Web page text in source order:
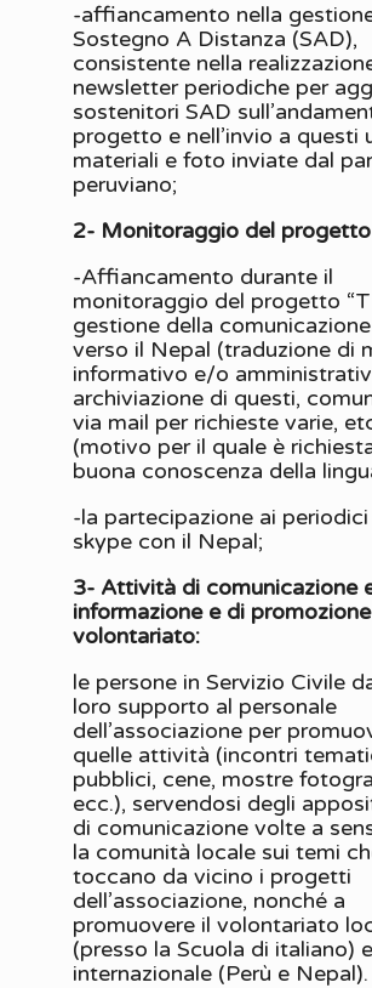
-affiancamento nella
Sostegno A Distanza (SAD),
consistente nella
newsletter periodiche per
sostenitori SAD
progetto e nell’invio a questi
materiali e foto inviate dal
peruviano;
2- Monitoraggio del
-Affiancamento durante il
monitoraggio del progetto
gestione della
verso il Nepal (traduzione di
informativo e/o
archiviazione di questi,
via mail per richieste varie,
(motivo per il quale è
buona conoscenza della
-la partecipazione ai
skype con il Nepal;
3- Attività di comunicazione
informazione e di
volontariato:
le persone in Servizio Civile
loro supporto al personale
dell’associazione per
quelle attività (incontri
pubblici, cene, mostre
ecc.), servendosi degli
di comunicazione volte a
la comunità locale sui temi
toccano da vicino i progetti
dell’associazione, nonché a
promuovere il volontariato
(presso la Scuola di italiano) e
internazionale (Perù e Nepal).